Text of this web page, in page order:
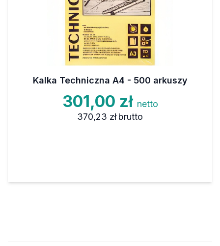
Kalka Techniczna A4 - 500 arkuszy
301,00 zł netto
370,23 zł brutto